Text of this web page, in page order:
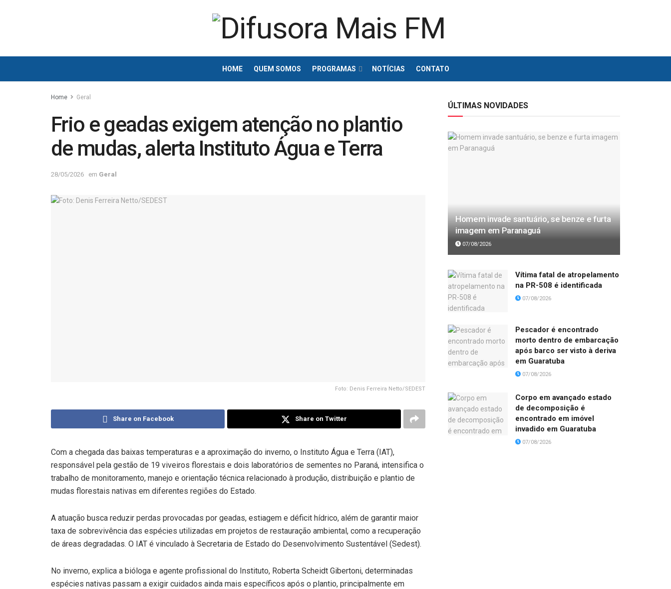
HOME QUEM SOMOS PROGRAMAS NOTÍCIAS CONTATO
Home Geral
Frio e geadas exigem atenção no plantio
de mudas, alerta Instituto Água e Terra
28/05/2026 em Geral
Foto: Denis Ferreira Netto/SEDEST
Share on Facebook Share on Twitter
Com a chegada das baixas temperaturas e a aproximação do inverno, o Instituto Água e Terra (IAT),
responsável pela gestão de 19 viveiros florestais e dois laboratórios de sementes no Paraná, intensifica o
trabalho de monitoramento, manejo e orientação técnica relacionado à produção, distribuição e plantio de
mudas florestais nativas em diferentes regiões do Estado.
A atuação busca reduzir perdas provocadas por geadas, estiagem e déficit hídrico, além de garantir maior
taxa de sobrevivência das espécies utilizadas em projetos de restauração ambiental, como a recuperação
de áreas degradadas. O IAT é vinculado à Secretaria de Estado do Desenvolvimento Sustentável (Sedest).
No inverno, explica a bióloga e agente profissional do Instituto, Roberta Scheidt Gibertoni, determinadas
espécies nativas passam a exigir cuidados ainda mais específicos após o plantio, principalmente em
ÚLTIMAS NOVIDADES
Homem invade santuário, se benze e furta
imagem em Paranaguá
07/08/2026
Vítima fatal de atropelamento
na PR-508 é identificada
07/08/2026
Pescador é encontrado
morto dentro de embarcação
após barco ser visto à deriva
em Guaratuba
07/08/2026
Corpo em avançado estado
de decomposição é
encontrado em imóvel
invadido em Guaratuba
07/08/2026